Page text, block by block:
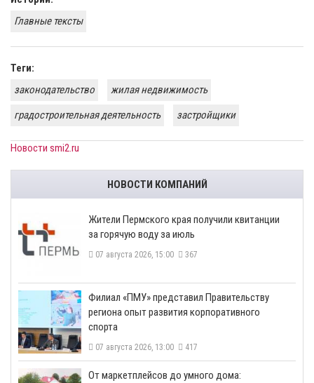
Главные тексты
Теги:
законодательство
жилая недвижимость
градостроительная деятельность
застройщики
Новости smi2.ru
НОВОСТИ КОМПАНИЙ
​Жители Пермского края получили квитанции
за горячую воду за июль
07 августа 2026, 15:00 367
​Филиал «ПМУ» представил Правительству
региона опыт развития корпоративного
спорта
07 августа 2026, 13:00 417
От маркетплейсов до умного дома: